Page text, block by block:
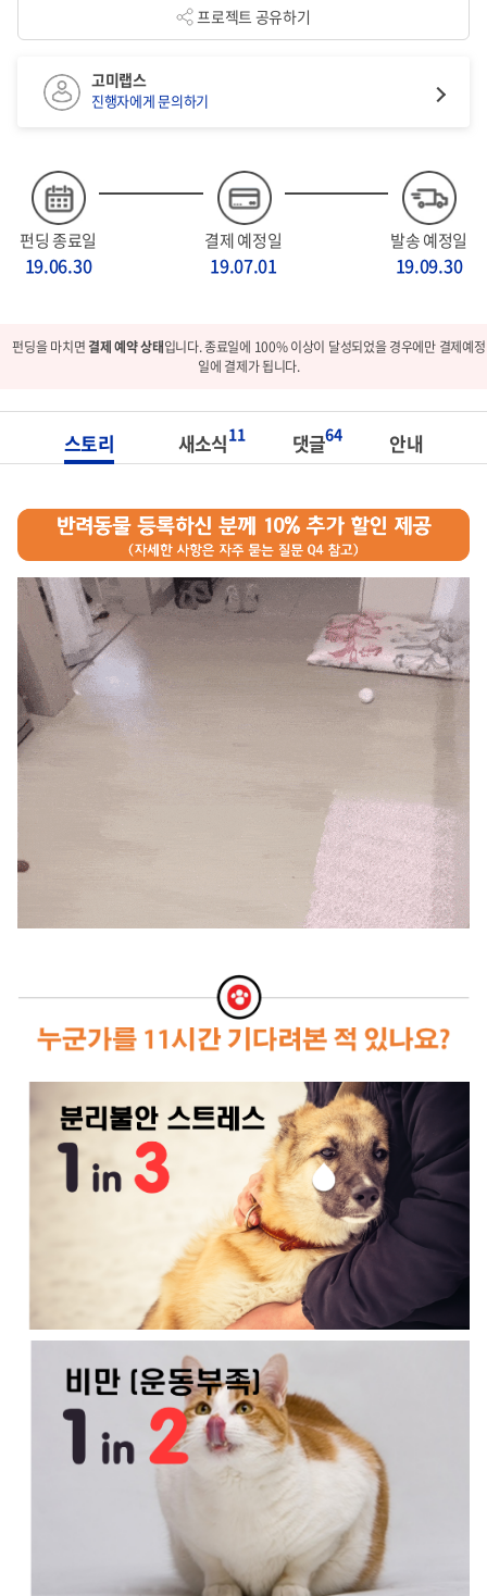
프로젝트 공유하기
펀딩 종료일
19.06.30
결제 예정일
19.07.01
발송 예정일
19.09.30
고미랩스
진행자에게 문의하기
펀딩을 마치면결제 예약 상태입니다. 종료일에 100% 이상이 달성되었을 경우에만 결제예정
일에 결제가 됩니다.
스토리 새소식11 댓글64 안내